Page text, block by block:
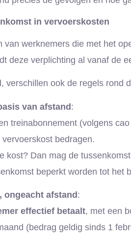
in vervoerskosten
werknemers die met het
deze verplichting al vanaf de
verschillen ook de regels rond
van afstand:
treinabonnement (volgens
bedragen.
kost? Dan mag de
beperkt worden tot het
ongeacht afstand:
effectief betaalt, met een
(bedrag geldig sinds 1